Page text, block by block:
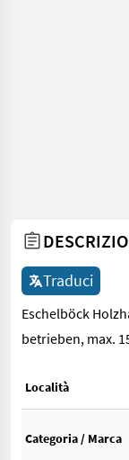
Traduci
Eschelböck
betrieben, max.
Località
Categoria / Marca